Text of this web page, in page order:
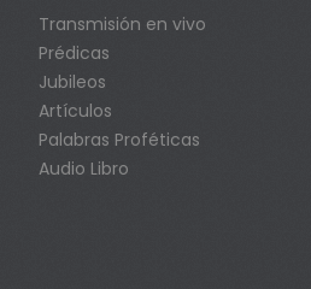
Transmisión en vivo
Prédicas
Jubileos
Artículos
Palabras Proféticas
Audio Libro